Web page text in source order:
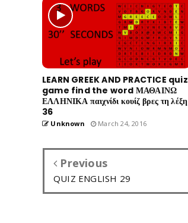
LEARN GREEK AND PRACTICE quiz
game find the word ΜΑΘΑΙΝΩ
ΕΛΛΗΝΙΚΑ παιχνίδι κουίζ βρες τη λέξη
36
Unknown March 24, 2016
Previous
QUIZ ENGLISH 29